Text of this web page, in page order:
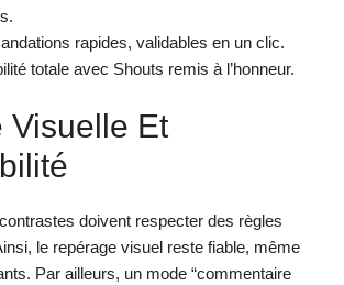
rapides, validables en un clic.
totale avec Shouts remis à l’honneur.
Visuelle Et
doivent respecter des règles
le repérage visuel reste fiable, même
Par ailleurs, un mode “commentaire